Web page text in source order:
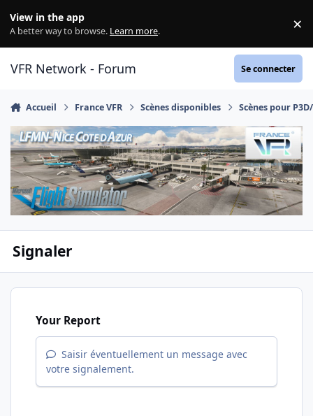
View in the app
A better way to browse. Learn more. ×
VFR Network - Forum Se connecter
Accueil France VFR Scènes disponibles Scènes pour
Signaler
Your Report
Saisir éventuellement un message avec
votre signalement.